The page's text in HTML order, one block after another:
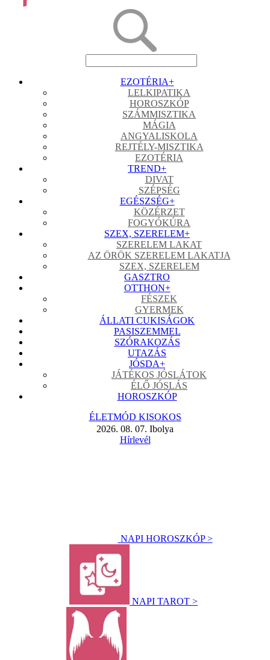
EZOTÉRIA+
LELKIPATIKA
HOROSZKÓP
SZÁMMISZTIKA
MÁGIA
ANGYALISKOLA
REJTÉLY-MISZTIKA
EZOTÉRIA
TREND+
DIVAT
SZÉPSÉG
EGÉSZSÉG+
KÖZÉRZET
FOGYÓKÚRA
SZEX, SZERELEM+
SZERELEM LAKAT
AZ ÖRÖK SZERELEM LAKATJA
SZEX, SZERELEM
GASZTRO
OTTHON+
FÉSZEK
GYERMEK
ÁLLATI CUKISÁGOK
PASISZEMMEL
SZÓRAKOZÁS
UTAZÁS
JÓSDA+
JÁTÉKOS JÓSLÁTOK
ÉLŐ JÓSLÁS
HOROSZKÓP
ÉLETMÓD KISOKOS
2026. 08. 07. Ibolya
Hírlevél
NAPI HOROSZKÓP >
NAPI TAROT >